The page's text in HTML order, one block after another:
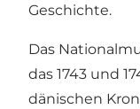
Geschichte.
Das
das 1743 und
dänischen